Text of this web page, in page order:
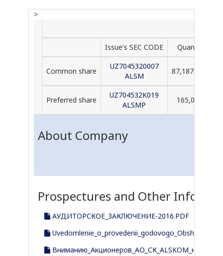
>
Issue's SEC CODE
Quanity
Common share
UZ7045320007
ALSM
87,187,074
Preferred share
UZ704532K019
ALSMP
165,000
About Company
Prospectures and Other
АУДИТОРСКОЕ_ЗАКЛЮЧЕНИЕ-2016.PDF